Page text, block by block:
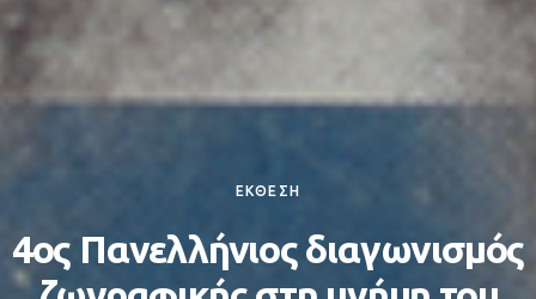
ΕΚΘΕΣΗ
4ος Πανελλήνιος διαγωνισμός